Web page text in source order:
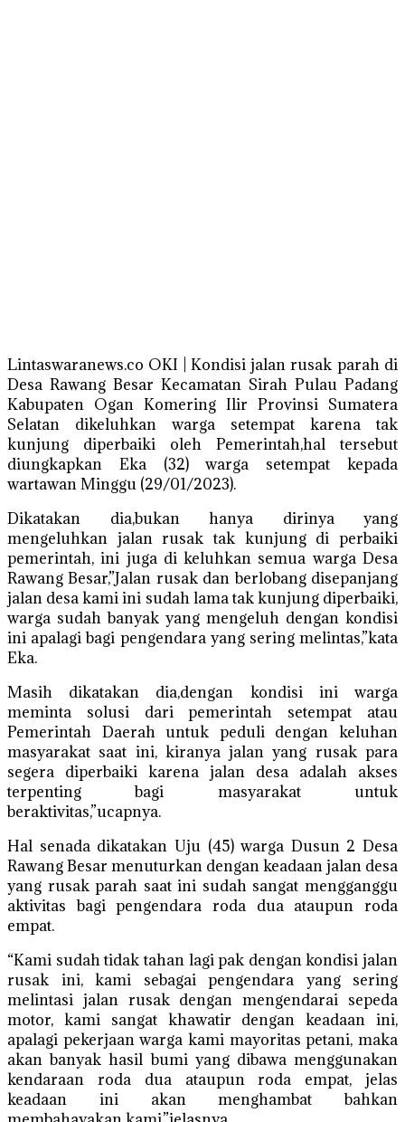
Lintaswaranews.co OKI | Kondisi jalan rusak parah di
Desa Rawang Besar Kecamatan Sirah Pulau Padang
Kabupaten Ogan Komering Ilir Provinsi Sumatera
Selatan dikeluhkan warga setempat karena tak
kunjung diperbaiki oleh Pemerintah,hal tersebut
diungkapkan Eka (32) warga setempat kepada
wartawan Minggu (29/01/2023).
Dikatakan dia,bukan hanya dirinya yang
mengeluhkan jalan rusak tak kunjung di perbaiki
pemerintah, ini juga di keluhkan semua warga Desa
Rawang Besar,”Jalan rusak dan berlobang disepanjang
jalan desa kami ini sudah lama tak kunjung diperbaiki,
warga sudah banyak yang mengeluh dengan kondisi
ini apalagi bagi pengendara yang sering melintas,”kata
Eka.
Masih dikatakan dia,dengan kondisi ini warga
meminta solusi dari pemerintah setempat atau
Pemerintah Daerah untuk peduli dengan keluhan
masyarakat saat ini, kiranya jalan yang rusak para
segera diperbaiki karena jalan desa adalah akses
terpenting bagi masyarakat untuk
beraktivitas,”ucapnya.
Hal senada dikatakan Uju (45) warga Dusun 2 Desa
Rawang Besar menuturkan dengan keadaan jalan desa
yang rusak parah saat ini sudah sangat mengganggu
aktivitas bagi pengendara roda dua ataupun roda
empat.
“Kami sudah tidak tahan lagi pak dengan kondisi jalan
rusak ini, kami sebagai pengendara yang sering
melintasi jalan rusak dengan mengendarai sepeda
motor, kami sangat khawatir dengan keadaan ini,
apalagi pekerjaan warga kami mayoritas petani, maka
akan banyak hasil bumi yang dibawa menggunakan
kendaraan roda dua ataupun roda empat, jelas
keadaan ini akan menghambat bahkan